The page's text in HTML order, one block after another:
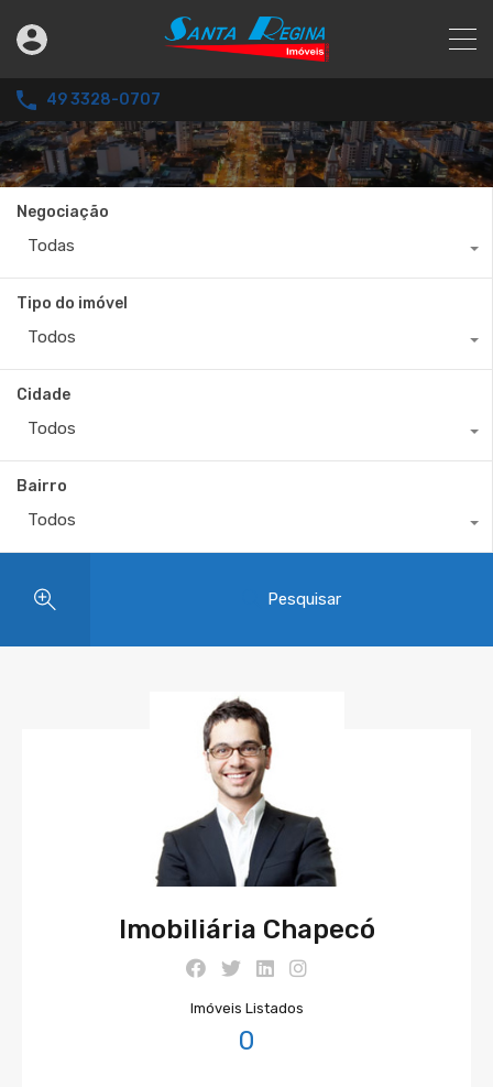
49 3328-0707
Negociação
Todas
Tipo do imóvel
Todos
Cidade
Todos
Bairro
Todos
Pesquisar
Imobiliária Chapecó
Imóveis Listados
0